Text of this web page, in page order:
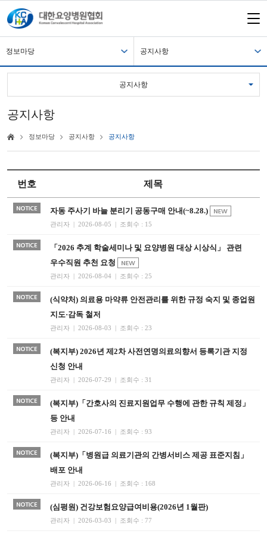
정보마당 공지사항
공지사항
공지사항
정보마당 공지사항 공지사항
번호 제목
자동 주사기 바늘 분리기 공동구매 안내(~8.28.)
관리자 | 2026-08-05 | 조회수 : 15
「2026 추계 학술세미나 및 요양병원 대상 시상식」 관련
우수직원 추천 요청
관리자 | 2026-08-04 | 조회수 : 25
(식약처) 의료용 마약류 안전관리를 위한 규정 숙지 및 종업원
지도·감독 철저
관리자 | 2026-08-03 | 조회수 : 23
(복지부) 2026년 제2차 사전연명의료의향서 등록기관 지정
신청 안내
관리자 | 2026-07-29 | 조회수 : 31
(복지부)「간호사의 진료지원업무 수행에 관한 규칙 제정」
등 안내
관리자 | 2026-07-16 | 조회수 : 93
(복지부)「병원급 의료기관의 간병서비스 제공 표준지침」
배포 안내
관리자 | 2026-06-16 | 조회수 : 168
(심평원) 건강보험요양급여비용(2026년 1월판)
관리자 | 2026-03-03 | 조회수 : 77